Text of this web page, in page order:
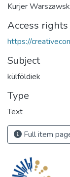
Kurjer
Access rights
https://
Subject
külföldiek
Type
Text
Full item